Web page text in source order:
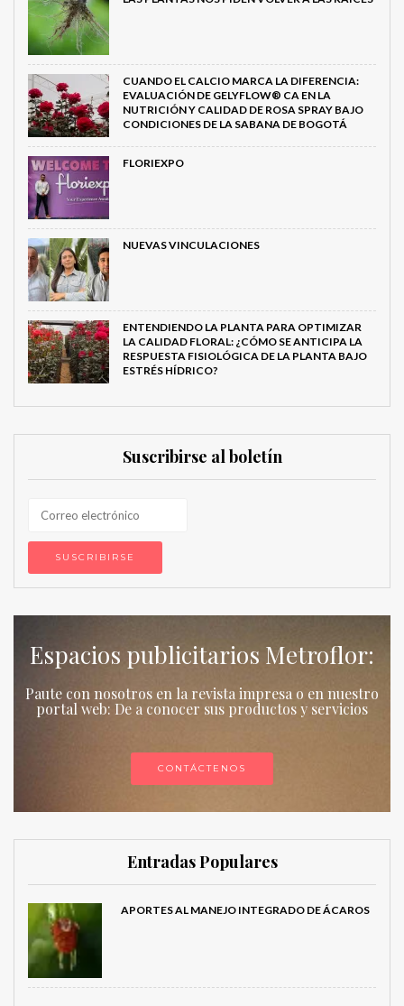
CUANDO EL CALCIO MARCA LA DIFERENCIA:
EVALUACIÓN DE GELYFLOW® CA EN LA
NUTRICIÓN Y CALIDAD DE ROSA SPRAY BAJO
CONDICIONES DE LA SABANA DE BOGOTÁ
FLORIEXPO
NUEVAS VINCULACIONES
ENTENDIENDO LA PLANTA PARA OPTIMIZAR
LA CALIDAD FLORAL: ¿CÓMO SE ANTICIPA LA
RESPUESTA FISIOLÓGICA DE LA PLANTA BAJO
ESTRÉS HÍDRICO?
Suscribirse al boletín
Espacios publicitarios Metroflor:
Paute con nosotros en la revista impresa o en nuestro
portal web: De a conocer sus productos y servicios
CONTÁCTENOS
Entradas Populares
APORTES AL MANEJO INTEGRADO DE ÁCAROS